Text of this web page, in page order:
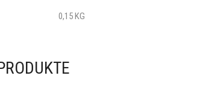
0,15 KG